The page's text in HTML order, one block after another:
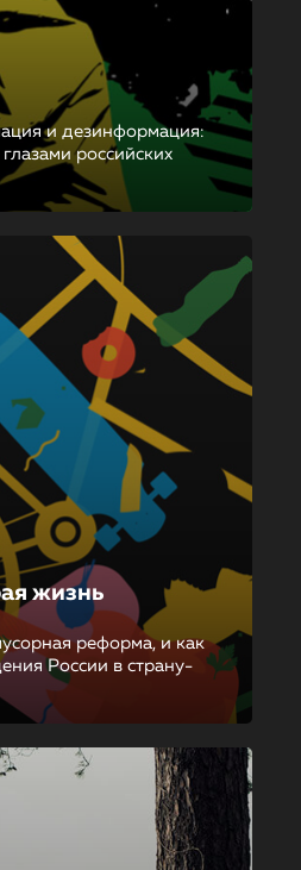
и дезинформация:
российских
жизнь
реформа, и как
России в страну-